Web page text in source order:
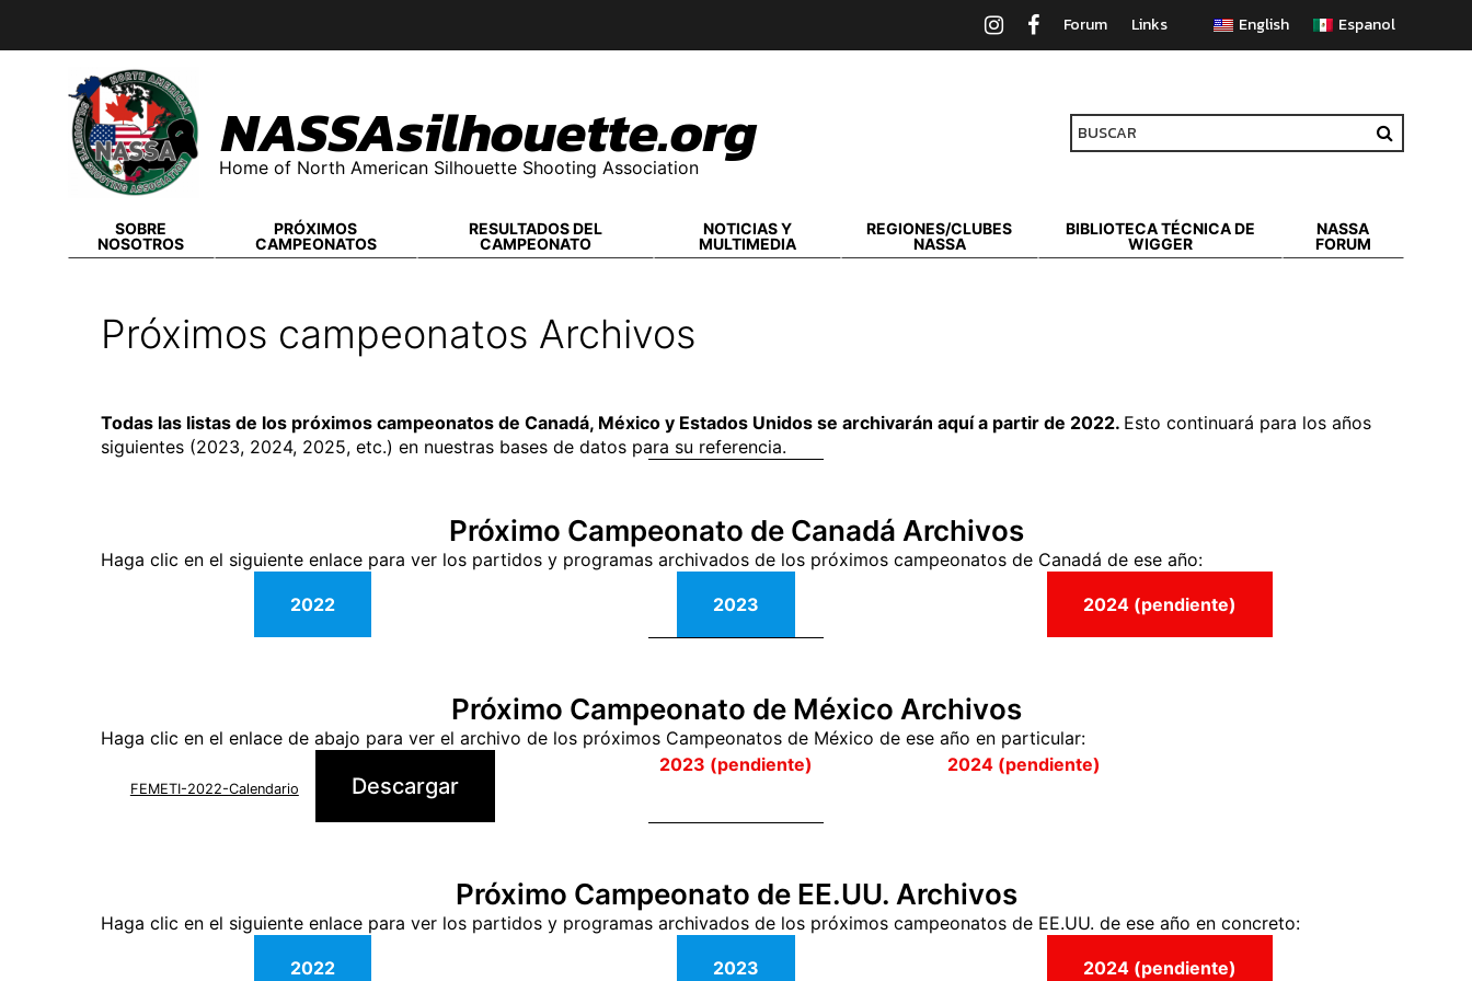
to
content
Forum Links
NASSAsilhouette.org
Home of North American Silhouette Shooting Association
SOBRE
NOSOTROS
PRÓXIMOS
CAMPEONATOS
RESULTADOS DEL
CAMPEONATO
NOTICIAS Y
MULTIMEDIA
REGIONES/CLUBES
NASSA
BIBLIOTECA TÉCNICA DE
WIGGER
NASSA
FORUM
Próximos campeonatos Archivos
Todas las listas de los próximos campeonatos de Canadá, México y Estados Unidos se archivarán aquí a partir de 2022. Esto continuará para los años
siguientes (2023, 2024, 2025, etc.) en nuestras bases de datos para su referencia.
Próximo Campeonato de Canadá Archivos
Haga clic en el siguiente enlace para ver los partidos y programas archivados de los próximos campeonatos de Canadá de ese año:
2022 2023 2024 (pendiente)
Próximo Campeonato de México Archivos
Haga clic en el enlace de abajo para ver el archivo de los próximos Campeonatos de México de ese año en particular:
FEMETI-2022-Calendario Descargar
2023 (pendiente) 2024 (pendiente)
Próximo Campeonato de EE.UU. Archivos
Haga clic en el siguiente enlace para ver los partidos y programas archivados de los próximos campeonatos de EE.UU. de ese año en concreto:
2022 2023 2024 (pendiente)